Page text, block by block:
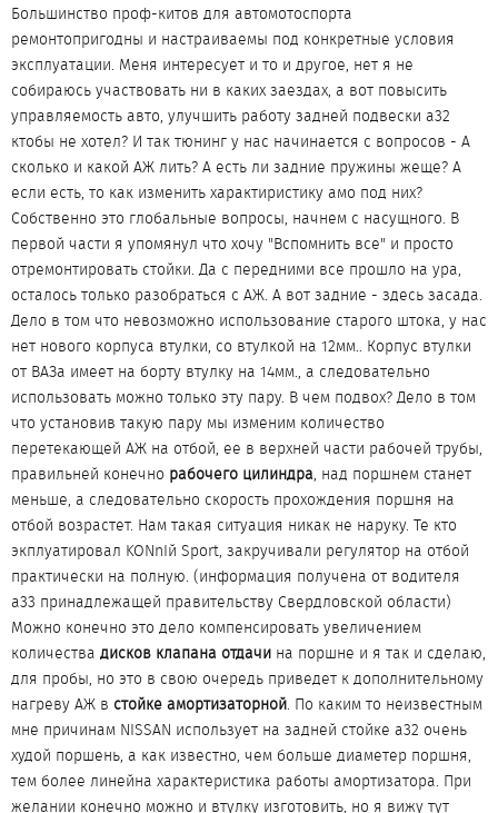
Большинство проф-китов для автомотоспорта
ремонтопригодны и настраиваемы под конкретные условия
эксплуатации. Меня интересует и то и другое, нет я не
собираюсь участвовать ни в каких заездах, а вот повысить
управляемость авто, улучшить работу задней подвески a32
ктобы не хотел? И так тюнинг у нас начинается с вопросов - А
сколько и какой АЖ лить? А есть ли задние пружины жеще? А
если есть, то как изменить характиристику амо под них?
Собственно это глобальные вопросы, начнем с насущного. В
первой части я упомянул что хочу "Вспомнить все" и просто
отремонтировать стойки. Да с передними все прошло на ура,
осталось только разобраться с АЖ. А вот задние - здесь засада.
Дело в том что невозможно использование старого штока, у нас
нет нового корпуса втулки, со втулкой на 12мм.. Корпус втулки
от ВАЗа имеет на борту втулку на 14мм., а следовательно
использовать можно только эту пару. В чем подвох? Дело в том
что установив такую пару мы изменим количество
перетекающей АЖ на отбой, ее в верхней части рабочей трубы,
правильней конечно рабочего цилиндра, над поршнем станет
меньше, а следовательно скорость прохождения поршня на
отбой возрастет. Нам такая ситуация никак не наруку. Те кто
экплуатировал KONnIй Sport, закручивали регулятор на отбой
практически на полную. (информация получена от водителя
a33 принадлежащей правительству Свердловской области)
Можно конечно это дело компенсировать увеличением
количества дисков клапана отдачи на поршне и я так и сделаю,
для пробы, но это в свою очередь приведет к дополнительному
нагреву АЖ в стойке амортизаторной. По каким то неизвестным
мне причинам NISSAN использует на задней стойке a32 очень
худой поршень, а как известно, чем больше диаметер поршня,
тем более линейна характеристика работы амортизатора. При
желании конечно можно и втулку изготовить, но я вижу тут